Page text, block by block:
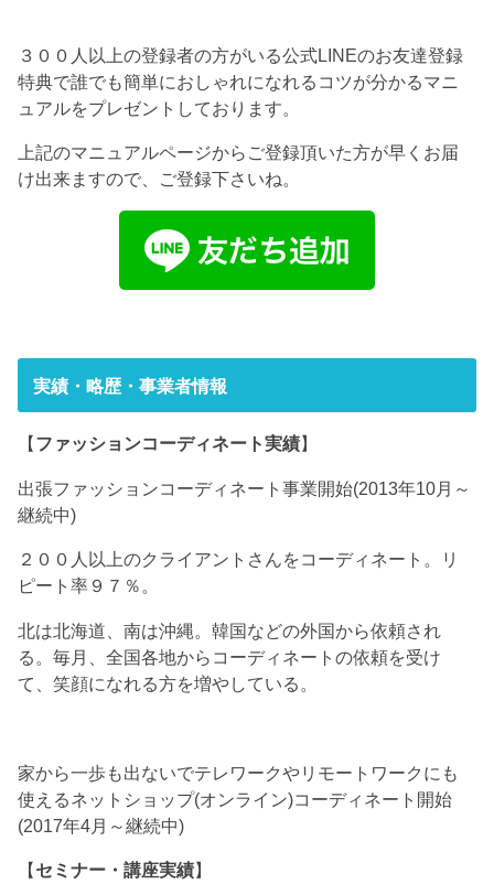
３００人以上の登録者の方がいる公式LINEのお友達登録
特典で誰でも簡単におしゃれになれるコツが分かるマニ
ュアルをプレゼントしております。
上記のマニュアルページからご登録頂いた方が早くお届
け出来ますので、ご登録下さいね。
実績・略歴・事業者情報
【 ファッションコーディネート実績】
出張ファッションコーディネート事業開始(2013年10月～
継続中)
２００人以上のクライアントさんをコーディネート。リ
ピート率９７％。
北は北海道、南は沖縄。韓国などの外国から依頼され
る。毎月、全国各地からコーディネートの依頼を受け
て、笑顔になれる方を増やしている。
家から一歩も出ないでテレワークやリモートワークにも
使えるネットショップ(オンライン)コーディネート開始
(2017年4月～継続中)
【セミナー・講座実績】